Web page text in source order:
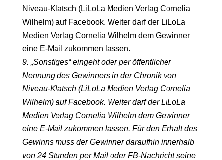
Niveau-Klatsch (LiLoLa Medien Verlag Cornelia
Wilhelm) auf Facebook. Weiter darf der LiLoLa
Medien Verlag Cornelia Wilhelm dem Gewinner
eine E-Mail zukommen lassen.
9. „Sonstiges“ eingeht oder per öffentlicher
Nennung des Gewinners in der Chronik von
Niveau-Klatsch (LiLoLa Medien Verlag Cornelia
Wilhelm) auf Facebook. Weiter darf der LiLoLa
Medien Verlag Cornelia Wilhelm dem Gewinner
eine E-Mail zukommen lassen. Für den Erhalt des
Gewinns muss der Gewinner daraufhin innerhalb
von 24 Stunden per Mail oder FB-Nachricht seine